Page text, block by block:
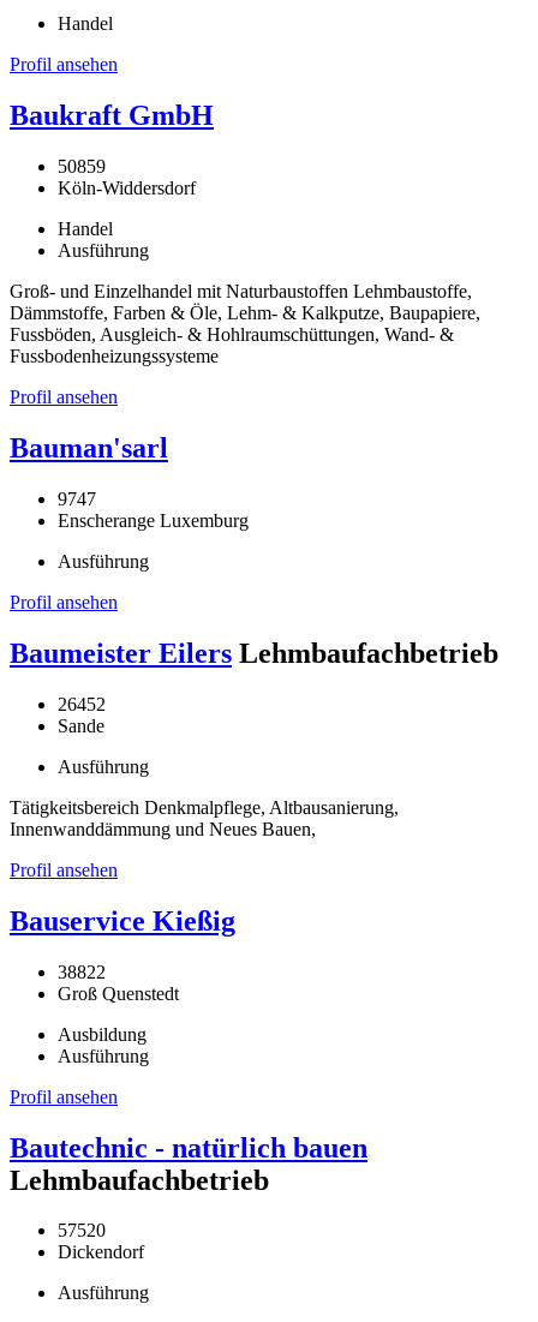
Handel
Profil ansehen
Baukraft GmbH
50859
Köln-Widdersdorf
Handel
Ausführung
Groß- und Einzelhandel mit Naturbaustoffen Lehmbaustoffe,
Dämmstoffe, Farben & Öle, Lehm- & Kalkputze, Baupapiere,
Fussböden, Ausgleich- & Hohlraumschüttungen, Wand- &
Fussbodenheizungssysteme
Profil ansehen
Bauman'sarl
9747
Enscherange Luxemburg
Ausführung
Profil ansehen
Baumeister Eilers Lehmbaufachbetrieb
26452
Sande
Ausführung
Tätigkeitsbereich Denkmalpflege, Altbausanierung,
Innenwanddämmung und Neues Bauen,
Profil ansehen
Bauservice Kießig
38822
Groß Quenstedt
Ausbildung
Ausführung
Profil ansehen
Bautechnic - natürlich bauen
Lehmbaufachbetrieb
57520
Dickendorf
Ausführung